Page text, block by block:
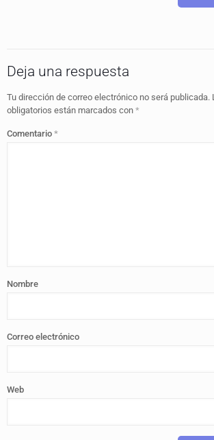
Deja una respuesta
Tu dirección de correo electrónico no será publicada.
obligatorios están marcados con *
Comentario *
Nombre
Correo electrónico
Web